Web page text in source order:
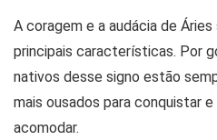
A coragem e a audácia de Áries
principais características. Por
nativos desse signo estão
mais ousados para conquistar
acomodar.